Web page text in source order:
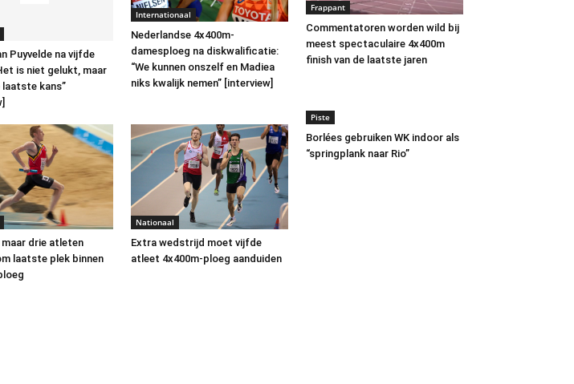
Puyvelde na vijfde
is niet gelukt, maar
laatste kans”
Internationaal
Nederlandse 4x400m-
damesploeg na diskwalificatie:
“We kunnen onszelf en Madiea
niks kwalijk nemen” [interview]
Frappant
Commentatoren worden wild bij
meest spectaculaire 4x400m
finish van de laatste jaren
maar drie atleten
laatste plek binnen
Nationaal
Extra wedstrijd moet vijfde
atleet 4x400m-ploeg aanduiden
Piste
Borlées gebruiken WK indoor als
“springplank naar Rio”